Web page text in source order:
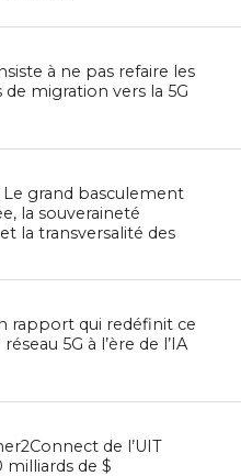
à ne pas refaire les
migration vers la 5G
Le grand basculement
la souveraineté
la transversalité des
rapport qui redéfinit ce
5G à l’ère de l’IA
de l’UIT
milliards de $